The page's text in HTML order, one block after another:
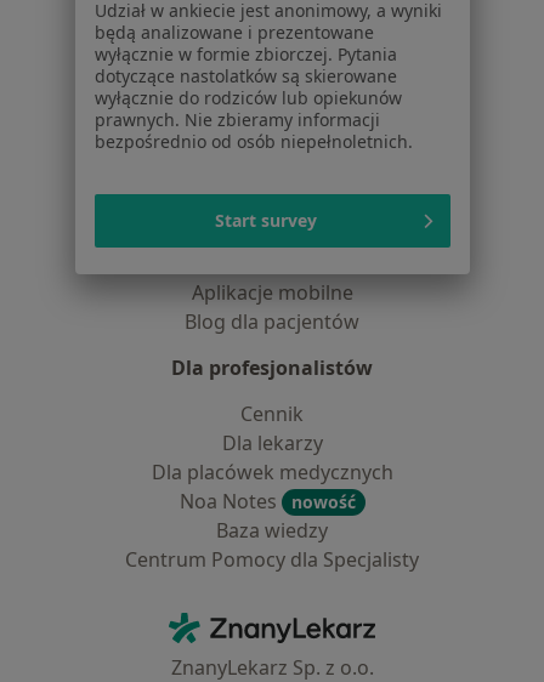
Kontakt
Dla pacjentów
Lekarze
Placówki medyczne
Choroby
Aplikacje mobilne
Blog dla pacjentów
Dla profesjonalistów
Cennik
Dla lekarzy
Dla placówek medycznych
Noa Notes
nowość
Baza wiedzy
Centrum Pomocy dla Specjalisty
ZnanyLekarz - Strona główna
ZnanyLekarz Sp. z o.o.
Udział w ankiecie jest anonimowy, a wyniki
będą analizowane i prezentowane
wyłącznie w formie zbiorczej. Pytania
dotyczące nastolatków są skierowane
wyłącznie do rodziców lub opiekunów
prawnych. Nie zbieramy informacji
bezpośrednio od osób niepełnoletnich.
Start survey